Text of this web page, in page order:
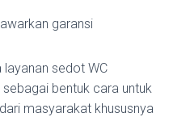
garansi
sedot WC
bentuk cara untuk
masyarakat khususnya